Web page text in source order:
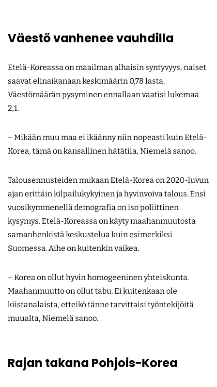
Väestö vanhenee vauhdilla
Etelä-Koreassa on maailman alhaisin syntyvyys, naiset
saavat elinaikanaan keskimäärin 0,78 lasta.
Väestömäärän pysyminen ennallaan vaatisi lukemaa
2,1.
– Mikään muu maa ei ikäänny niin nopeasti kuin Etelä-
Korea, tämä on kansallinen hätätila, Niemelä sanoo.
Talousennusteiden mukaan Etelä-Korea on 2020-luvun
ajan erittäin kilpailukykyinen ja hyvinvoiva talous. Ensi
vuosikymmenellä demografia on iso poliittinen
kysymys. Etelä-Koreassa on käyty maahanmuutosta
samanhenkistä keskustelua kuin esimerkiksi
Suomessa. Aihe on kuitenkin vaikea.
– Korea on ollut hyvin homogeeninen yhteiskunta.
Maahanmuutto on ollut tabu. Ei kuitenkaan ole
kiistanalaista, etteikö tänne tarvittaisi työntekijöitä
muualta, Niemelä sanoo.
Rajan takana Pohjois-Korea